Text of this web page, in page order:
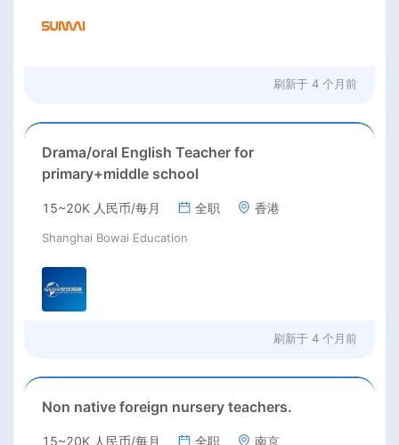
刷新于 4 个月前
Drama/oral English Teacher for
primary+middle school
15~20K 人民币/每月 全职 香港
Shanghai Bowai Education
刷新于 4 个月前
Non native foreign nursery teachers.
15~20K 人民币/每月 全职 南京